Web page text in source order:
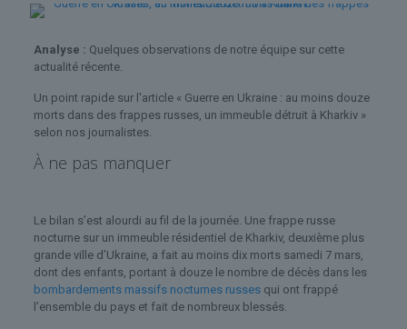
Analyse : Quelques observations de notre équipe sur cette
actualité récente.
Un point rapide sur l'article « Guerre en Ukraine : au moins douze
morts dans des frappes russes, un immeuble détruit à Kharkiv »
selon nos journalistes.
À ne pas manquer
Le bilan s’est alourdi au fil de la journée. Une frappe russe
nocturne sur un immeuble résidentiel de Kharkiv, deuxième plus
grande ville d’Ukraine, a fait au moins dix morts samedi 7 mars,
dont des enfants, portant à douze le nombre de décès dans les
bombardements massifs nocturnes russesqui ont frappé
l’ensemble du pays et fait de nombreux blessés.